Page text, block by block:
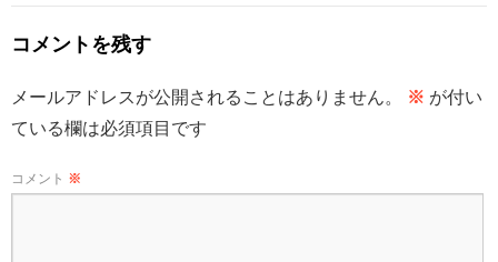
コメントを残す
メールアドレスが公開されることはありません。 ※ が付い
ている欄は必須項目です
コメント ※